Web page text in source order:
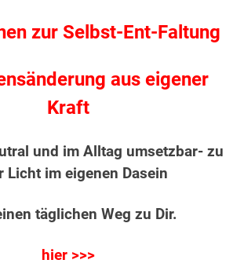
zur Selbst-Ent-Faltung
aus eigener
Kraft
und im Alltag umsetzbar- zu
Licht im eigenen Dasein
täglichen Weg zu Dir.
hier >>>